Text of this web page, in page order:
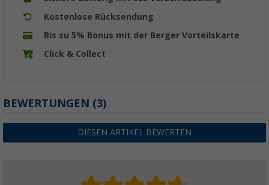
Kostenlose Rücksendung
Bis zu 5% Bonus mit der Berger Vorteilskarte
Click & Collect
BEWERTUNGEN (3)
DIESEN ARTIKEL BEWERTEN